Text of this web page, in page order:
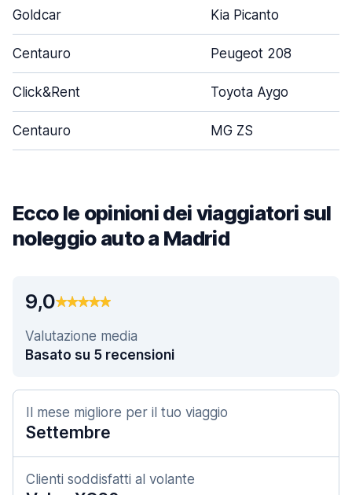
Goldcar Kia Picanto
Centauro Peugeot 208
Click&Rent Toyota Aygo
Centauro MG ZS
Ecco le opinioni dei viaggiatori sul
noleggio auto a Madrid
9,0
Valutazione media
Basato su 5 recensioni
Il mese migliore per il tuo viaggio
Settembre
Clienti soddisfatti al volante